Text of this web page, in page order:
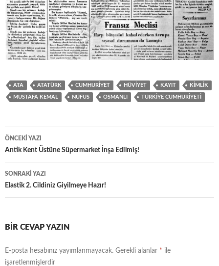
ATA ATATÜRK CUMHURIYET HÜVIYET KAYIT KIMLIK
MUSTAFA KEMAL NÜFUS OSMANLI TÜRKIYE CUMHURIYETI
Yazı
dolaşımı
ÖNCEKI YAZI
Antik Kent Üstüne Süpermarket İnşa Edilmiş!
SONRAKI YAZI
Elastik 2. Cildiniz Giyilmeye Hazır!
BIR CEVAP YAZIN
E-posta hesabınız yayımlanmayacak. Gerekli alanlar * ile
işaretlenmişlerdir